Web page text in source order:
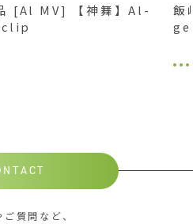
[Al MV] 【神舞】Al-
飯
質問など、